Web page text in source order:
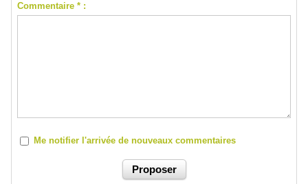
Commentaire * :
Me notifier l'arrivée de nouveaux commentaires